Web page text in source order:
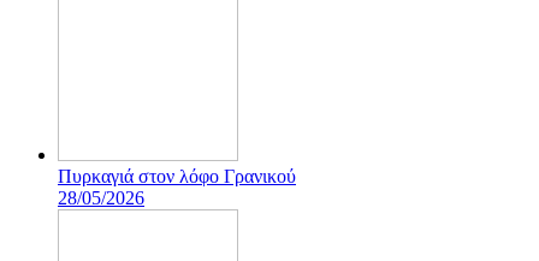
Πυρκαγιά στον λόφο Γρανικού
28/05/2026